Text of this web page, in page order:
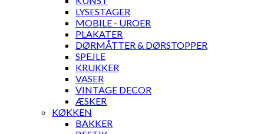
LYSESTAGER
MOBILE - UROER
PLAKATER
DØRMÅTTER & DØRSTOPPER
SPEJLE
KRUKKER
VASER
VINTAGE DECOR
ÆSKER
KØKKEN
BAKKER